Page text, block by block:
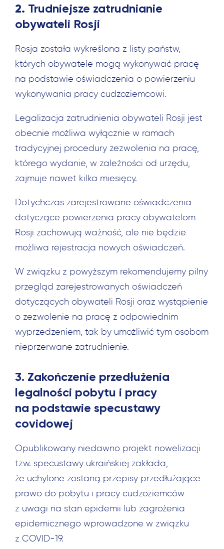
2. Trudniejsze zatrudnianie
obywateli Rosji
Rosja została wykreślona z listy państw,
których obywatele mogą wykonywać pracę
na podstawie oświadczenia o powierzeniu
wykonywania pracy cudzoziemcowi.
Legalizacja zatrudnienia obywateli Rosji jest
obecnie możliwa wyłącznie w ramach
tradycyjnej procedury zezwolenia na pracę,
którego wydanie, w zależności od urzędu,
zajmuje nawet kilka miesięcy.
Dotychczas zarejestrowane oświadczenia
dotyczące powierzenia pracy obywatelom
Rosji zachowują ważność, ale nie będzie
możliwa rejestracja nowych oświadczeń.
W związku z powyższym rekomendujemy pilny
przegląd zarejestrowanych oświadczeń
dotyczących obywateli Rosji oraz wystąpienie
o zezwolenie na pracę z odpowiednim
wyprzedzeniem, tak by umożliwić tym osobom
nieprzerwane zatrudnienie.
3. Zakończenie przedłużenia
legalności pobytu i pracy
na podstawie specustawy
covidowej
Opublikowany niedawno projekt nowelizacji
tzw. specustawy ukraińskiej zakłada,
że uchylone zostaną przepisy przedłużające
prawo do pobytu i pracy cudzoziemców
z uwagi na stan epidemii lub zagrożenia
epidemicznego wprowadzone w związku
z COVID-19.